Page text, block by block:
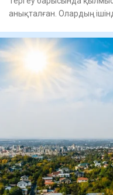
анықталған. Олардың